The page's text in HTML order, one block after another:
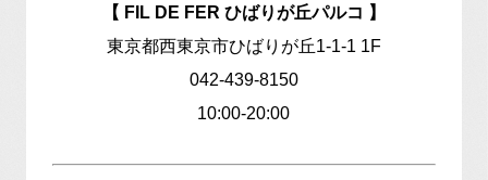
【 FIL DE FER ひばりが丘パルコ 】
東京都西東京市ひばりが丘1-1-1 1F
042-439-8150
10:00-20:00